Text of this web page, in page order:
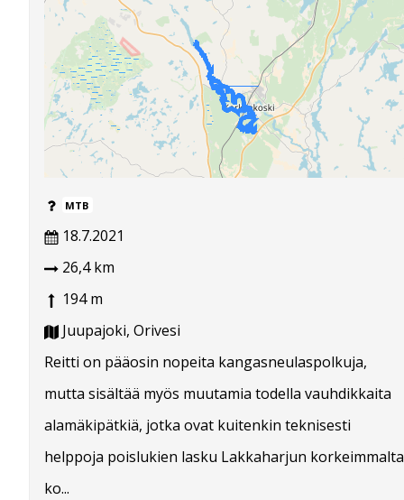
MTB
18.7.2021
26,4 km
194 m
Juupajoki, Orivesi
Reitti on pääosin nopeita kangasneulaspolkuja,
mutta sisältää myös muutamia todella vauhdikkaita
alamäkipätkiä, jotka ovat kuitenkin teknisesti
helppoja poislukien lasku Lakkaharjun korkeimmalta
ko...